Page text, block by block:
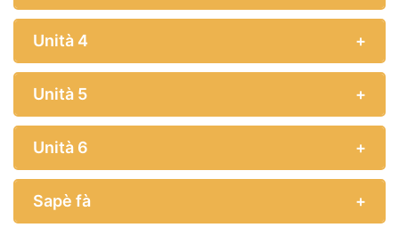
Unità 4
Unità 5
Unità 6
Sapè fà